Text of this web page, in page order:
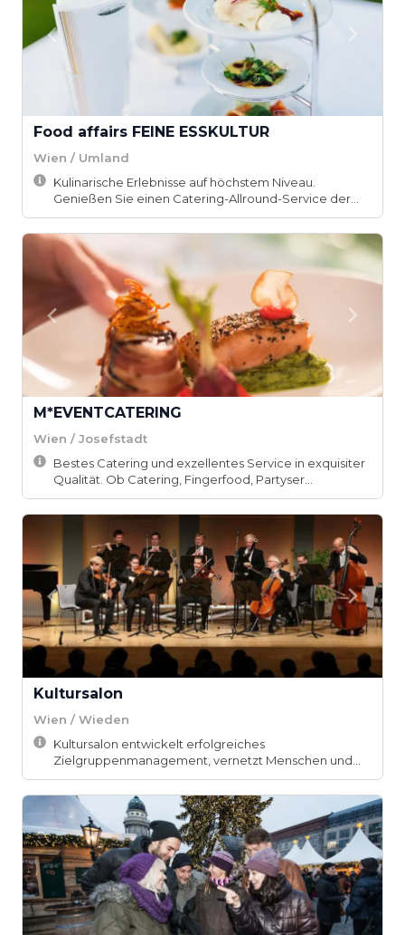
Food affairs FEINE ESSKULTUR
Wien / Umland
Kulinarische Erlebnisse auf höchstem Niveau.
Genießen Sie einen Catering-Allround-Service der
ke...
M*EVENTCATERING
Wien / Josefstadt
Bestes Catering und exzellentes Service in exquisiter
Qualität. Ob Catering, Fingerfood, Partyser...
Kultursalon
Wien / Wieden
Kultursalon entwickelt erfolgreiches
Zielgruppenmanagement, vernetzt Menschen und
schafft Atmosph...